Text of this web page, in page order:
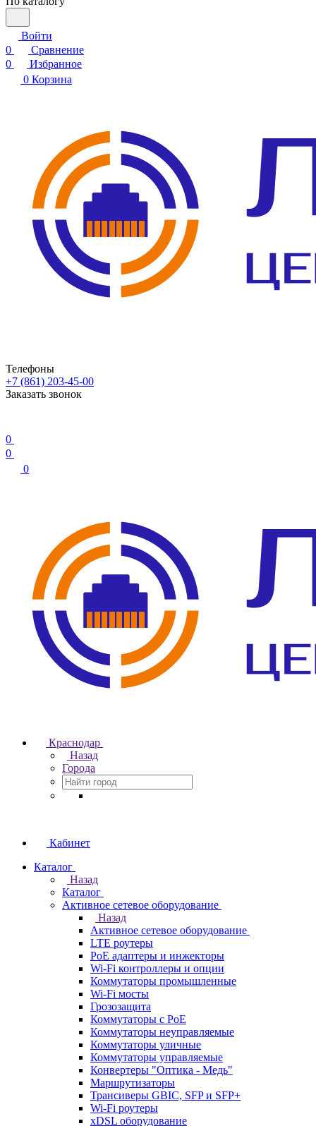
Войти
0
Сравнение
0
Избранное
0 Корзина
Телефоны
+7 (861) 203-45-00
Заказать звонок
0
0
0
Краснодар
Назад
Города
Кабинет
Каталог
Назад
Каталог
Активное сетевое оборудование
Назад
Активное сетевое оборудование
LTE роутеры
PoE адаптеры и инжекторы
Wi-Fi контроллеры и опции
Коммутаторы промышленные
Wi-Fi мосты
Грозозащита
Коммутаторы c PoE
Коммутаторы неуправляемые
Коммутаторы уличные
Коммутаторы управляемые
Конвертеры "Оптика - Медь"
Маршрутизаторы
Трансиверы GBIC, SFP и SFP+
Wi-Fi роутеры
xDSL оборудование